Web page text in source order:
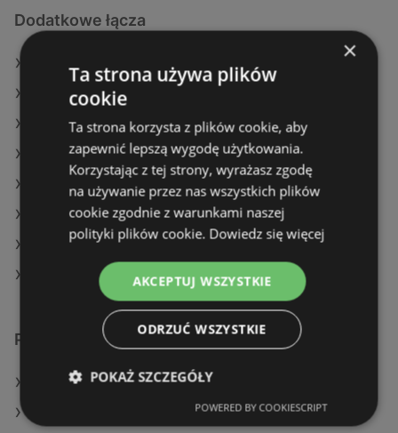
Dodatkowe łącza
Oferty Delikatesy Centrum
Oferty E.Leclerc
Oferty Carrefour
Aktualne gazetki Eurocash
Aktualne gazetki Stokrotka
Aktualne gazetki Aldi
Aktualne gazetki Carrefour
Aktualne gazetki Selgros
Podobne sklepy detaliczne
Oferty Kaufland
×
Ta strona używa plików
cookie
Ta strona korzysta z plików cookie, aby
zapewnić lepszą wygodę użytkowania.
Korzystając z tej strony, wyrażasz zgodę
na używanie przez nas wszystkich plików
cookie zgodnie z warunkami naszej
polityki plików cookie. Dowiedz się więcej
AKCEPTUJ WSZYSTKIE
ODRZUĆ WSZYSTKIE
POKAŻ SZCZEGÓŁY
POWERED BY COOKIESCRIPT